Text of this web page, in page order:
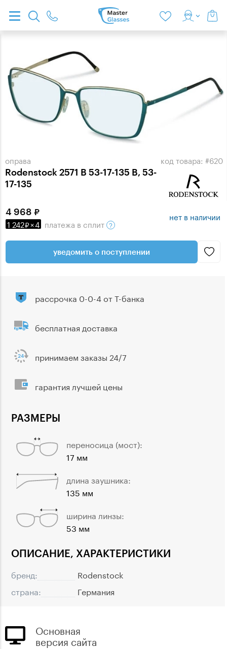
оправа
Rodenstock 2571 B 53-17-135 B, 53-
17-135
код товара: #620
4 968
1 242 ×4 платежа в сплит
нет в наличии
уведомить о поступлении
ОПИСАНИЕ, ХАРАКТЕРИСТИКИ
бренд:
Rodenstock
страна:
Германия
РАЗМЕРЫ
переносица (мост):
17 мм
длина заушника:
135 мм
ширина линзы:
53 мм
рассрочка 0-0-4 от Т-банка
бесплатная доставка
принимаем заказы 24/7
гарантия лучшей цены
Основная
версия сайта